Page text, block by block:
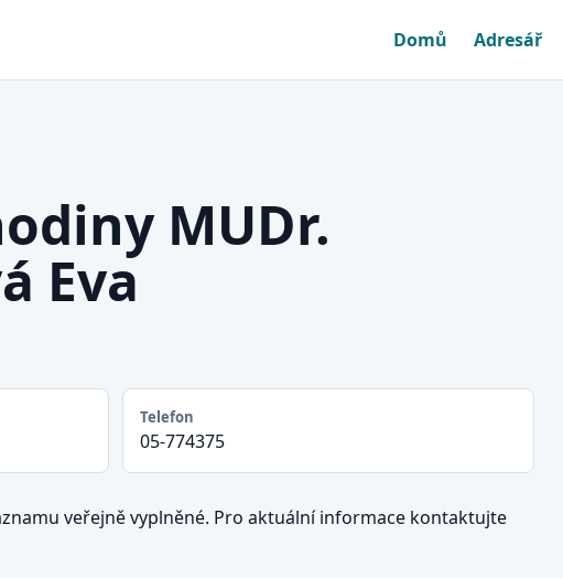
Domů Adresář
MUDr.
Eva
Telefon
05-774375
veřejně vyplněné. Pro aktuální informace kontaktujte